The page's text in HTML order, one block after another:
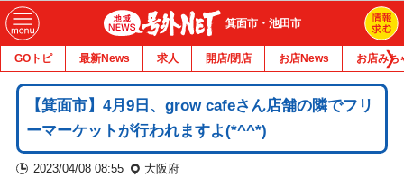
箕面市・池田市
GOトピ 最新News 求人 開店/閉店 お店News お店みち
【箕面市】4月9日、grow cafeさん店舗の隣でフリ
ーマーケットが行われますよ(*^^*)
2023/04/08 08:55 大阪府